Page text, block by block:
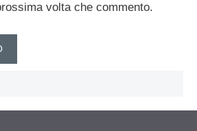
volta che commento.